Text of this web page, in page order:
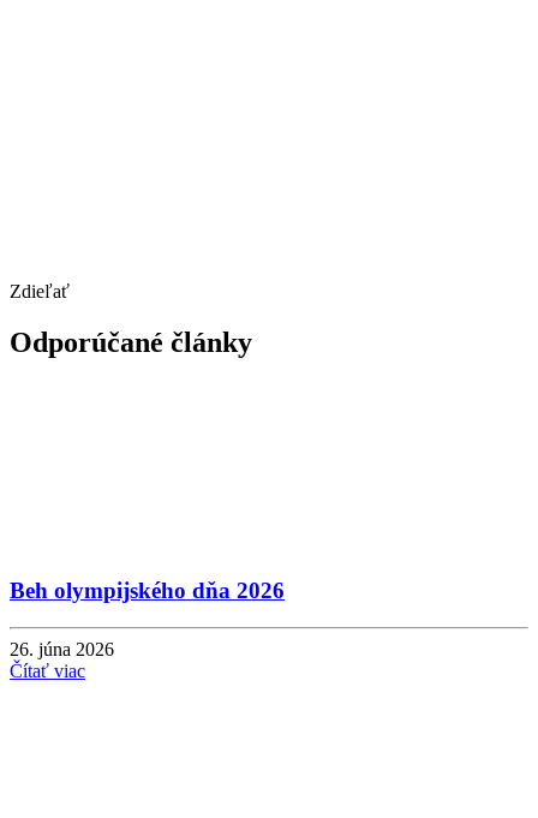
Zdieľať
Odporúčané články
Beh olympijského dňa 2026
26. júna 2026
Čítať viac